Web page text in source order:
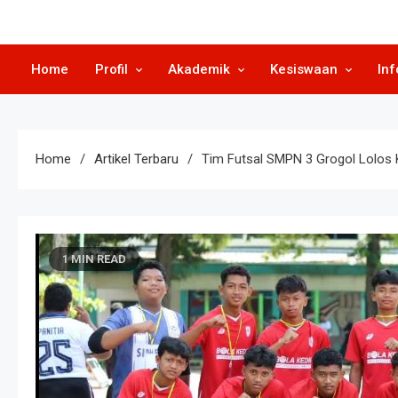
Home Profil Akademik Kesiswaan
Home Artikel Terbaru Tim Futsal SMPN 3 Grogol Lolos
1 MIN READ